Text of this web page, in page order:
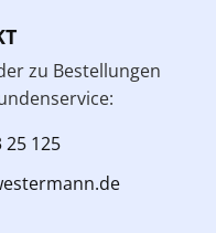
zu Bestellungen
25 125